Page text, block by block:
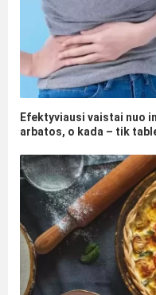
Efektyviausi vaistai nuo
arbatos, o kada – tik